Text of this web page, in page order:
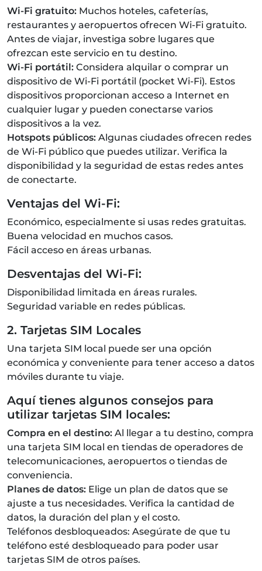
Wi-Fi gratuito: Muchos hoteles, cafeterías,
restaurantes y aeropuertos ofrecen Wi-Fi gratuito.
Antes de viajar, investiga sobre lugares que
ofrezcan este servicio en tu destino.
Wi-Fi portátil: Considera alquilar o comprar un
dispositivo de Wi-Fi portátil (pocket Wi-Fi). Estos
dispositivos proporcionan acceso a Internet en
cualquier lugar y pueden conectarse varios
dispositivos a la vez.
Hotspots públicos: Algunas ciudades ofrecen redes
de Wi-Fi público que puedes utilizar. Verifica la
disponibilidad y la seguridad de estas redes antes
de conectarte.
Ventajas del Wi-Fi:
Económico, especialmente si usas redes gratuitas.
Buena velocidad en muchos casos.
Fácil acceso en áreas urbanas.
Desventajas del Wi-Fi:
Disponibilidad limitada en áreas rurales.
Seguridad variable en redes públicas.
2. Tarjetas SIM Locales
Una tarjeta SIM local puede ser una opción
económica y conveniente para tener acceso a datos
móviles durante tu viaje.
Aquí tienes algunos consejos para
utilizar tarjetas SIM locales:
Compra en el destino: Al llegar a tu destino, compra
una tarjeta SIM local en tiendas de operadores de
telecomunicaciones, aeropuertos o tiendas de
conveniencia.
Planes de datos: Elige un plan de datos que se
ajuste a tus necesidades. Verifica la cantidad de
datos, la duración del plan y el costo.
Teléfonos desbloqueados: Asegúrate de que tu
teléfono esté desbloqueado para poder usar
tarjetas SIM de otros países.